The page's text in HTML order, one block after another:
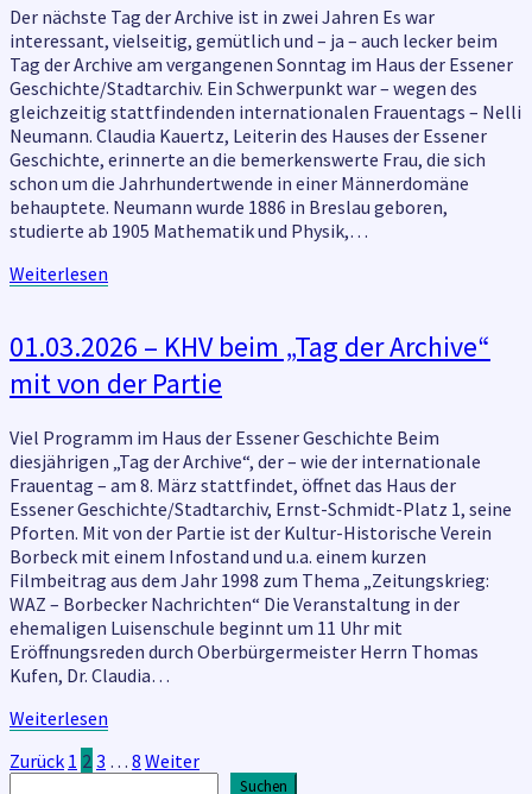
Archivluft
Der nächste Tag der Archive ist in zwei Jahren Es war
interessant, vielseitig, gemütlich und – ja – auch lecker beim
Tag der Archive am vergangenen Sonntag im Haus der Essener
Geschichte/Stadtarchiv. Ein Schwerpunkt war – wegen des
gleichzeitig stattfindenden internationalen Frauentags – Nelli
Neumann. Claudia Kauertz, Leiterin des Hauses der Essener
Geschichte, erinnerte an die bemerkenswerte Frau, die sich
schon um die Jahrhundertwende in einer Männerdomäne
behauptete. Neumann wurde 1886 in Breslau geboren,
studierte ab 1905 Mathematik und Physik,…
Weiterlesen
01.03.2026
–
KHV
„Tag
der
Archive“
mit
von
der
Partie
01.03.2026 – KHV beim „Tag der Archive“
mit von der Partie
Viel Programm im Haus der Essener Geschichte Beim
diesjährigen „Tag der Archive“, der – wie der internationale
Frauentag – am 8. März stattfindet, öffnet das Haus der
Essener Geschichte/Stadtarchiv, Ernst-Schmidt-Platz 1, seine
Pforten. Mit von der Partie ist der Kultur-Historische Verein
Borbeck mit einem Infostand und u.a. einem kurzen
Filmbeitrag aus dem Jahr 1998 zum Thema „Zeitungskrieg:
WAZ – Borbecker Nachrichten“ Die Veranstaltung in der
ehemaligen Luisenschule beginnt um 11 Uhr mit
Eröffnungsreden durch Oberbürgermeister Herrn Thomas
Kufen, Dr. Claudia…
Weiterlesen
Seitennummerierung
Zurück 1 2 3 … 8 Weiter
Suchen